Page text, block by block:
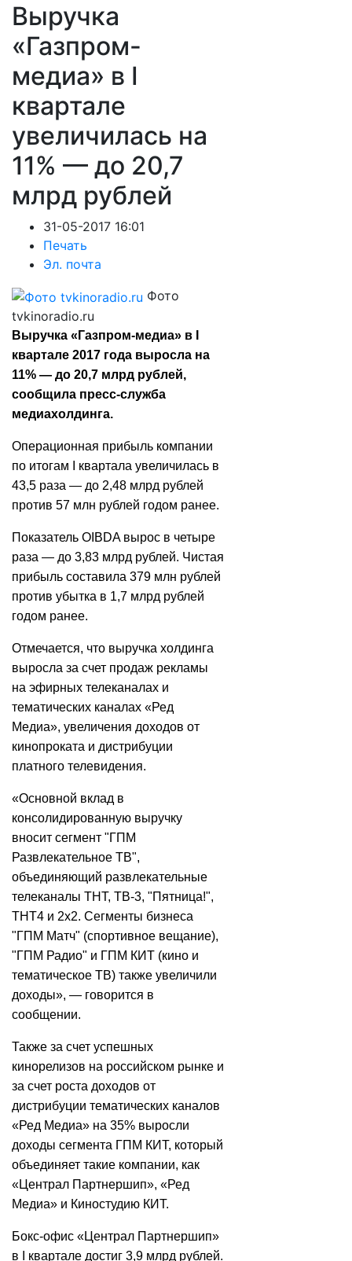
Выручка
«Газпром-
медиа» в I
квартале
увеличилась на
11% — до 20,7
млрд рублей
31-05-2017 16:01
Печать
Эл. почта
Фото
tvkinoradio.ru
Выручка «Газпром-медиа» в I
квартале 2017 года выросла на
11% — до 20,7 млрд рублей,
сообщила пресс-служба
медиахолдинга.
Операционная прибыль компании
по итогам I квартала увеличилась в
43,5 раза — до 2,48 млрд рублей
против 57 млн рублей годом ранее.
Показатель OIBDA вырос в четыре
раза — до 3,83 млрд рублей. Чистая
прибыль составила 379 млн рублей
против убытка в 1,7 млрд рублей
годом ранее.
Отмечается, что выручка холдинга
выросла за счет продаж рекламы
на эфирных телеканалах и
тематических каналах «Ред
Медиа», увеличения доходов от
кинопроката и дистрибуции
платного телевидения.
«Основной вклад в
консолидированную выручку
вносит сегмент "ГПМ
Развлекательное ТВ",
объединяющий развлекательные
телеканалы ТНТ, ТВ-3, "Пятница!",
ТНТ4 и 2х2. Сегменты бизнеса
"ГПМ Матч" (спортивное вещание),
"ГПМ Радио" и ГПМ КИТ (кино и
тематическое ТВ) также увеличили
доходы», — говорится в
сообщении.
Также за счет успешных
кинорелизов на российском рынке и
за счет роста доходов от
дистрибуции тематических каналов
«Ред Медиа» на 35% выросли
доходы сегмента ГПМ КИТ, который
объединяет такие компании, как
«Централ Партнершип», «Ред
Медиа» и Киностудию КИТ.
Бокс-офис «Централ Партнершип»
в I квартале достиг 3,9 млрд рублей.